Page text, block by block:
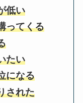
低い
ってくる
たい
になる
された